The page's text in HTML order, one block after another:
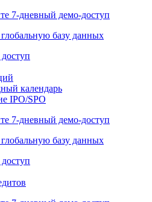
7-дневный демо-доступ
базу данных
календарь
IPO/SPO
7-дневный демо-доступ
базу данных